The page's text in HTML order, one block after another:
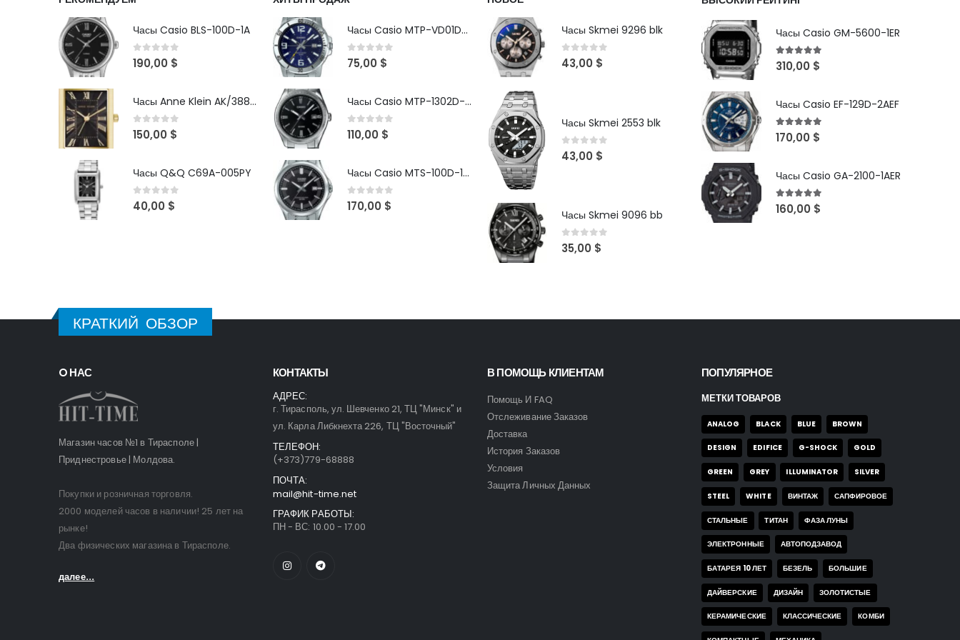
Часы Casio BLS-100D-1A
0out of 5
190,00 $
Часы Anne Klein AK/3882BKGB
0out of 5
150,00 $
Часы Q&Q C69A-005PY
0 out of 5
40,00 $
Часы Casio MTP-VD01D-2B
0out of 5
75,00 $
Часы Casio MTP-1302D-1A1VDF
0out of 5
110,00 $
Часы Casio MTS-100D-1AV
0out of 5
170,00 $
Часы Skmei 9296 blk
0 out of 5
43,00 $
Часы Skmei 2553 blk
0 out of 5
43,00 $
Часы Skmei 9096 bb
0out of 5
35,00 $
Часы Casio GM-5600-1ER
5out of 5
310,00 $
Часы Casio EF-129D-2AEF
5out of 5
170,00 $
Часы Casio GA-2100-1AER
5out of 5
160,00 $
КРАТКИЙ ОБЗОР
O НАС
Магазин часов №1 в Тирасполе |
Приднестровье | Молдова.
Покупки и розничная торговля.
2000 моделей часов в наличии! 25 лет на
рынке!
Два физических магазина в Тирасполе.
далее...
КОНТАКТЫ
АДРЕС:
г. Тирасполь, ул. Шевченко 21, ТЦ "Минск" и
ул. Карла Либкнехта 226, ТЦ "Восточный"
ТЕЛЕФОН:
(+373)779-68888
ПОЧТА:
mail@hit-time.net
ГРАФИК РАБОТЫ:
ПН - ВС: 10.00 - 17.00
В ПОМОЩЬ КЛИЕНТАМ
Помощь И FAQ
Отслеживание Заказов
Доставка
История Заказов
Условия
Защита Личных Данных
ПОПУЛЯРНОЕ
МЕТКИ ТОВАРОВ
ANALOG BLACK BLUE BROWN
DESIGN EDIFICE G-SHOCK GOLD
GREEN GREY ILLUMINATOR SILVER
STEEL WHITE ВИНТАЖ САПФИРОВОЕ
СТАЛЬНЫЕ ТИТАН ФАЗА ЛУНЫ
ЭЛЕКТРОННЫЕ АВТОПОДЗАВОД
БАТАРЕЯ 10 ЛЕТ БЕЗЕЛЬ БОЛЬШИЕ
ДАЙВЕРСКИЕ ДИЗАЙН ЗОЛОТИСТЫЕ
КЕРАМИЧЕСКИЕ КЛАССИЧЕСКИЕ КОМБИ